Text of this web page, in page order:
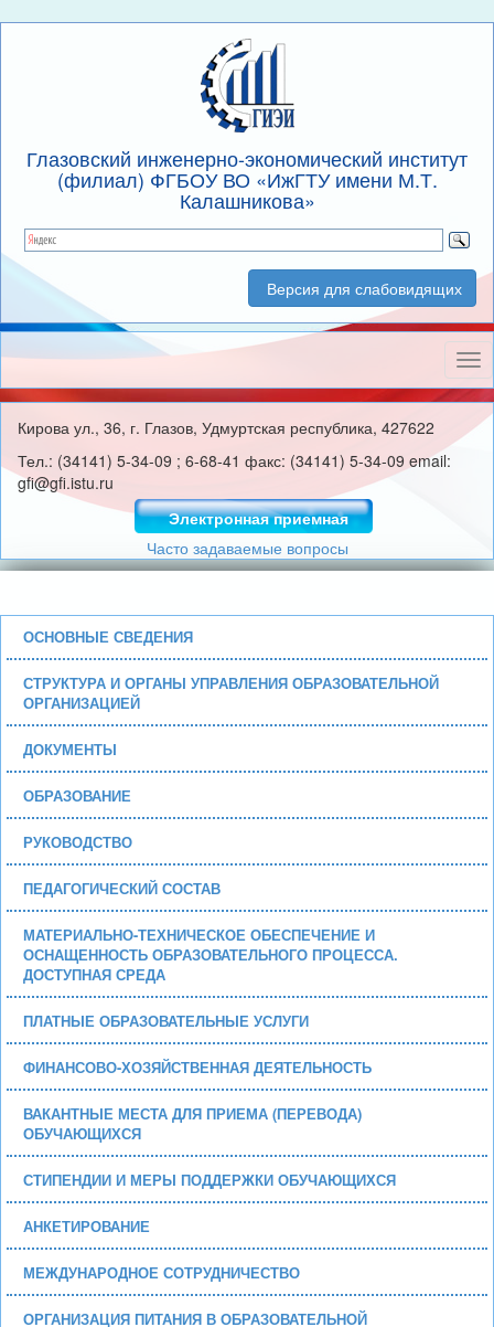
Глазовский инженерно-экономический институт
(филиал) ФГБОУ ВО «ИжГТУ имени М.Т.
Калашникова»
Версия для слабовидящих
Кирова ул., 36, г. Глазов, Удмуртская республика, 427622
Тел.: (34141) 5-34-09 ; 6-68-41 факс: (34141) 5-34-09 email:
gfi@gfi.istu.ru
Электронная приемная
Часто задаваемые вопросы
ОСНОВНЫЕ СВЕДЕНИЯ
СТРУКТУРА И ОРГАНЫ УПРАВЛЕНИЯ ОБРАЗОВАТЕЛЬНОЙ
ОРГАНИЗАЦИЕЙ
ДОКУМЕНТЫ
ОБРАЗОВАНИЕ
РУКОВОДСТВО
ПЕДАГОГИЧЕСКИЙ СОСТАВ
МАТЕРИАЛЬНО-ТЕХНИЧЕСКОЕ ОБЕСПЕЧЕНИЕ И
ОСНАЩЕННОСТЬ ОБРАЗОВАТЕЛЬНОГО ПРОЦЕССА.
ДОСТУПНАЯ СРЕДА
ПЛАТНЫЕ ОБРАЗОВАТЕЛЬНЫЕ УСЛУГИ
ФИНАНСОВО-ХОЗЯЙСТВЕННАЯ ДЕЯТЕЛЬНОСТЬ
ВАКАНТНЫЕ МЕСТА ДЛЯ ПРИЕМА (ПЕРЕВОДА)
ОБУЧАЮЩИХСЯ
СТИПЕНДИИ И МЕРЫ ПОДДЕРЖКИ ОБУЧАЮЩИХСЯ
АНКЕТИРОВАНИЕ
МЕЖДУНАРОДНОЕ СОТРУДНИЧЕСТВО
ОРГАНИЗАЦИЯ ПИТАНИЯ В ОБРАЗОВАТЕЛЬНОЙ